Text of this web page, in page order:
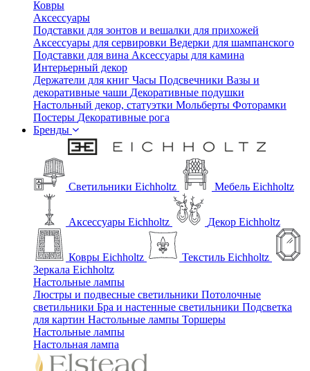
Ковры
Аксессуары
Подставки для зонтов и вешалки для прихожей
Аксессуары для сервировки Ведерки для шампанского
Подставки для вина Аксессуары для камина
Интерьерный декор
Держатели для книг Часы Подсвечники Вазы и
декоративные чаши Декоративные подушки
Настольный декор, статуэтки Мольберты Фоторамки
Постеры Декоративные рога
Бренды
Светильники Eichholtz Мебель Eichholtz
Аксессуары Eichholtz Декор Eichholtz
Ковры Eichholtz
Текстиль Eichholtz
Зеркала Eichholtz
Настольные лампы
Люстры и подвесные светильники Потолочные
светильники Бра и настенные светильники Подсветка
для картин Настольные лампы Торшеры
Настольные лампы
Настольная лампа